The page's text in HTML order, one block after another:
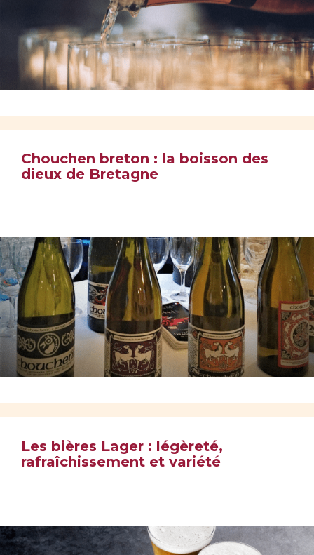
Chouchen breton : la boisson des
dieux de Bretagne
Les bières Lager : légèreté,
rafraîchissement et variété